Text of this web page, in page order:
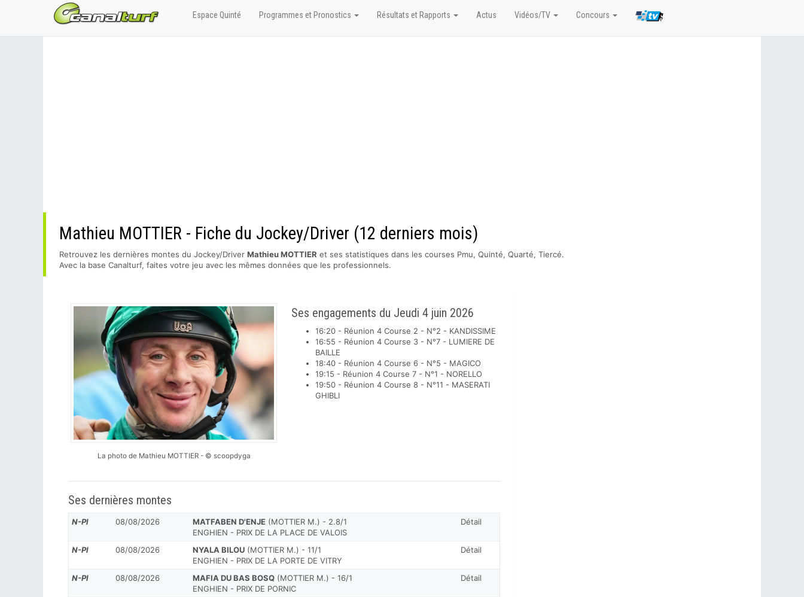
Mathieu MOTTIER - Fiche du Jockey/Driver (12 derniers mois)
Retrouvez les dernières montes du Jockey/Driver Mathieu MOTTIER et ses statistiques dans les courses Pmu, Quinté, Quarté, Tiercé.
Avec la base Canalturf, faites votre jeu avec les mêmes données que les professionnels.
La photo de Mathieu MOTTIER - © scoopdyga
Ses engagements du Jeudi 4 juin 2026
16:20 - Réunion 4 Course 2 - N°2 - KANDISSIME
16:55 - Réunion 4 Course 3 - N°7 - LUMIERE DE
BAILLE
18:40 - Réunion 4 Course 6 - N°5 - MAGICO
19:15 - Réunion 4 Course 7 - N°1 - NORELLO
19:50 - Réunion 4 Course 8 - N°11 - MASERATI
GHIBLI
Ses dernières montes
N-Pl 08/08/2026 MATFABEN D'ENJE (MOTTIER M.) - 2.8/1
ENGHIEN - PRIX DE LA PLACE DE VALOIS
Détail
N-Pl 08/08/2026 NYALA BILOU (MOTTIER M.) - 11/1
ENGHIEN - PRIX DE LA PORTE DE VITRY
Détail
N-Pl 08/08/2026 MAFIA DU BAS BOSQ (MOTTIER M.) - 16/1
ENGHIEN - PRIX DE PORNIC
Détail
Espace Quinté Programmes et Pronostics Résultats et Rapports Actus Vidéos/TV Concours